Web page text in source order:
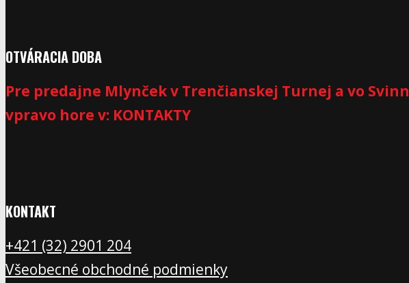
OTVÁRACIA DOBA
Pre predajne Mlynček v Trenčianskej Turnej a vo
vpravo hore v: KONTAKTY
KONTAKT
+421 (32) 2901 204
Všeobecné obchodné podmienky